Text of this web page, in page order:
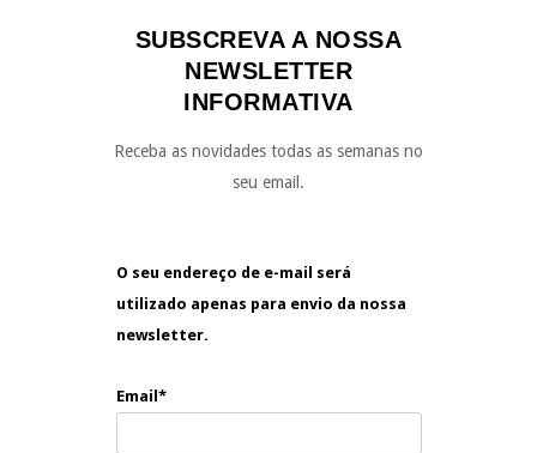
SUBSCREVA A NOSSA
NEWSLETTER
INFORMATIVA
Receba as novidades todas as semanas no
seu email.
O seu endereço de e-mail será
utilizado apenas para envio da nossa
newsletter.
Email*